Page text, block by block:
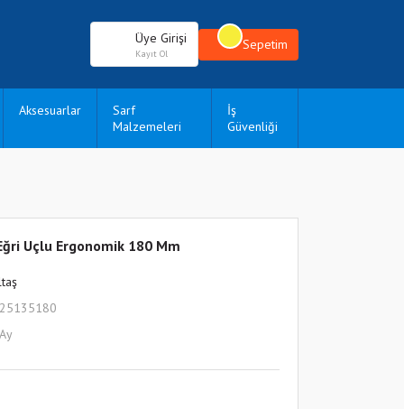
Üye Girişi
Kayıt Ol
Sepetim
Aksesuarlar
Sarf
Malzemeleri
İş
Güvenliği
Uçlu Ergonomik 180 Mm